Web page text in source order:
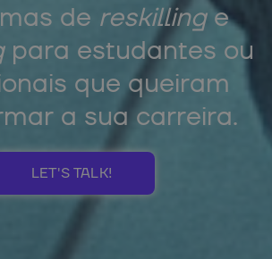
de reskillinge
para estudantes ou
que queiram
a sua carreira.
LET'S TALK!